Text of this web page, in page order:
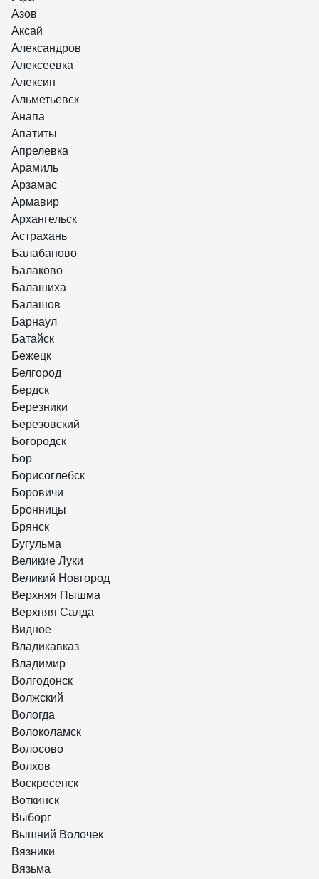
Азов
Аксай
Александров
Алексеевка
Алексин
Альметьевск
Анапа
Апатиты
Апрелевка
Арамиль
Арзамас
Армавир
Архангельск
Астрахань
Балабаново
Балаково
Балашиха
Балашов
Барнаул
Батайск
Бежецк
Белгород
Бердск
Березники
Березовский
Богородск
Бор
Борисоглебск
Боровичи
Бронницы
Брянск
Бугульма
Великие Луки
Великий Новгород
Верхняя Пышма
Верхняя Салда
Видное
Владикавказ
Владимир
Волгодонск
Волжский
Вологда
Волоколамск
Волосово
Волхов
Воскресенск
Воткинск
Выборг
Вышний Волочек
Вязники
Вязьма